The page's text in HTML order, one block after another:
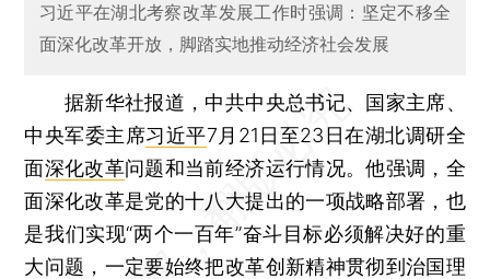
习近平在湖北考察改革发展工作时强调：坚定不移全
面深化改革开放，脚踏实地推动经济社会发展
据新华社报道，中共中央总书记、国家主席、
中央军委主席习近平7月21日至23日在湖北调研全
面深化改革问题和当前经济运行情况。他强调，全
面深化改革是党的十八大提出的一项战略部署，也
是我们实现“两个一百年”奋斗目标必须解决好的重
大问题，一定要始终把改革创新精神贯彻到治国理